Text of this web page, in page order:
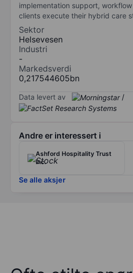
implementation support,
clients execute their hybrid care
Sektor
Helsevesen
Industri
-
Markedsverdi
0,217544605bn
Data levert av /
Andre er interessert i
Ashford Hospitality Trust
Inc.
Se alle aksjer